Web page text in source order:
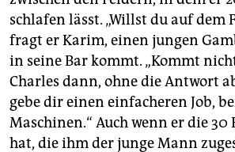
schlafen lässt. „Willst du auf dem
fragt er Karim, einen jungen
in seine Bar kommt. „Kommt
Charles dann, ohne die Antwort
gebe dir einen einfacheren Job,
Maschinen.“ Auch wenn er die 30
hat, die ihm der junge Mann